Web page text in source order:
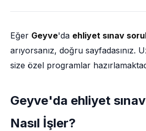
Eğer Geyve'da ehliyet sınav
arıyorsanız, doğru sayfadasınız.
size özel programlar
Geyve'da ehliyet
Nasıl İşler?